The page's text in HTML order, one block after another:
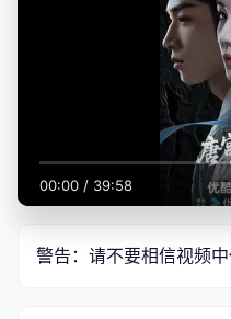
00:00 / 39:58
警告：请不要相信视频中